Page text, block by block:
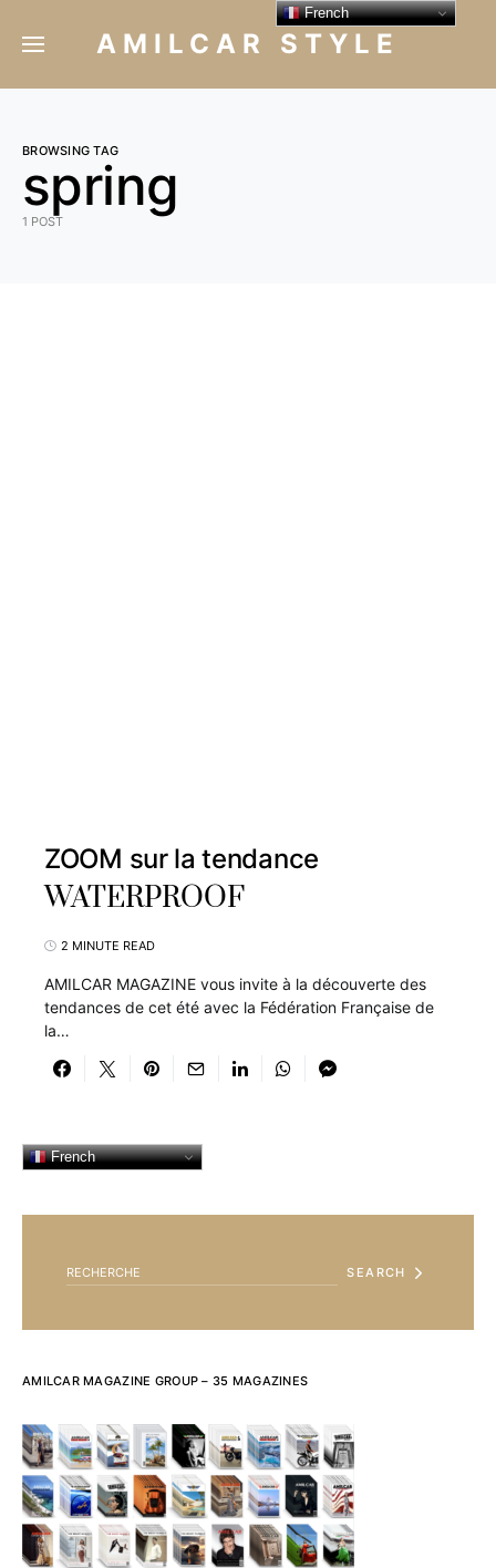
AMILCAR STYLE
BROWSING TAG
spring
1 POST
ZOOM sur la tendance
WATERPROOF
2 MINUTE READ
AMILCAR MAGAZINE vous invite à la découverte des
tendances de cet été avec la Fédération Française de
la…
French
SEARCH
AMILCAR MAGAZINE GROUP – 35 MAGAZINES
French